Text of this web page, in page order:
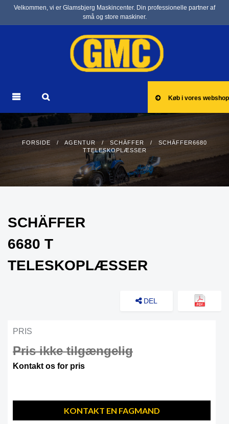
Velkommen, vi er Glamsbjerg Maskincenter. Din professionelle partner af
små og store maskiner.
Køb i vores webshop
FORSIDE / AGENTUR / SCHÄFFER
/ SCHÄFFER6680
TTELESKOPLÆSSER
SCHÄFFER
6680 T
TELESKOPLÆSSER
DEL
PRIS
Pris ikke tilgængelig
Kontakt os for pris
KONTAKT EN FAGMAND